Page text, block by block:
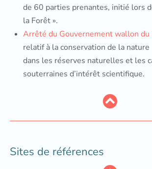
de 60 parties prenantes, initié lors
la Forêt ».
Arrêté du Gouvernement wallon
relatif à la conservation de la nature
dans les réserves naturelles et les
souterraines d’intérêt scientifique.
Sites de références